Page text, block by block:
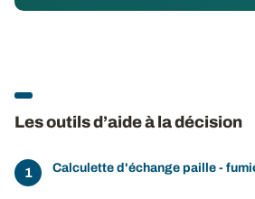
Les outils d’aide à la décision
Calculette d'échange paille -